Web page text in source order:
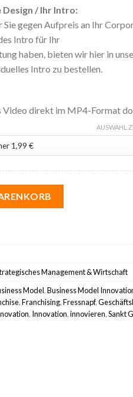
/ Ihr Intro:
gegen Aufpreis an Ihr
Intro für Ihr
haben, bieten wir hier in
Intro zu bestellen.
Video direkt im MP4-Format
AUSWAHL
Management & Wirtschaft
Model,Business Model
,Franchising,Fressnapf,
, Innovation,innovieren,Sankt